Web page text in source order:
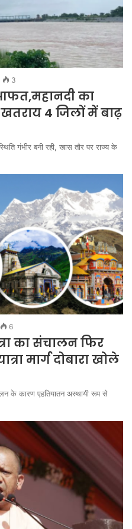
3
का
4 जिलों में बाढ़
गंभीर बनी रही, खास तौर पर राज्य के
6
का संचालन फिर
मार्ग दोबारा खोले
के कारण एहतियातन अस्थायी रूप से